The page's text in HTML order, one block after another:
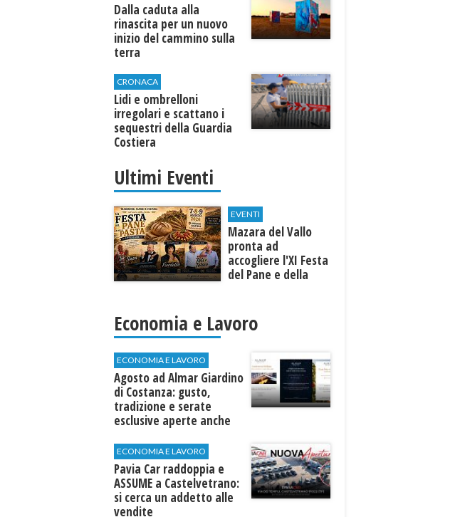
Dalla caduta alla
rinascita per un nuovo
inizio del cammino sulla
terra
CRONACA
Lidi e ombrelloni
irregolari e scattano i
sequestri della Guardia
Costiera
Ultimi Eventi
EVENTI
Mazara del Vallo
pronta ad
accogliere l'XI Festa
del Pane e della
Economia e Lavoro
ECONOMIA E LAVORO
Agosto ad Almar Giardino
di Costanza: gusto,
tradizione e serate
esclusive aperte anche
ECONOMIA E LAVORO
Pavia Car raddoppia e
ASSUME a Castelvetrano:
si cerca un addetto alle
vendite